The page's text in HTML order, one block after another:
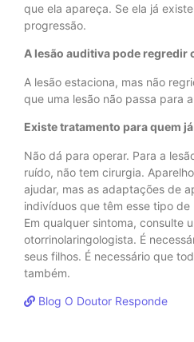
que ela apareça. Se ela já
progressão.
A lesão auditiva pode regredir
A lesão estaciona, mas não
que uma lesão não passa para
Existe tratamento para quem
Não dá para operar. Para a
ruído, não tem cirurgia.
ajudar, mas as adaptações de
indivíduos que têm esse tipo de
Em qualquer sintoma, consulte
otorrinolaringologista. É
seus filhos. É necessário que
também.
Blog O Doutor Responde